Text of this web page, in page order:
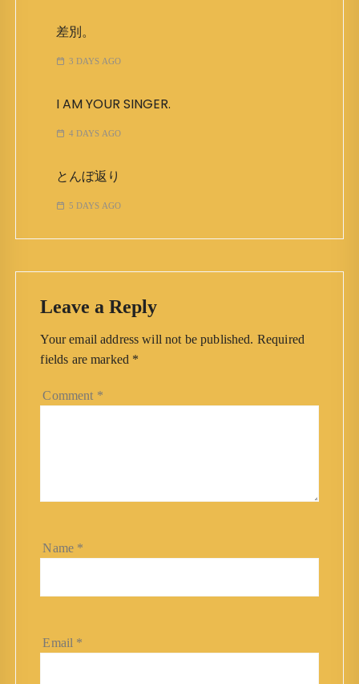
差別。
3 DAYS AGO
I AM YOUR SINGER.
4 DAYS AGO
とんぼ返り
5 DAYS AGO
Leave a Reply
Your email address will not be published. Required
fields are marked *
Comment *
Name *
Email *